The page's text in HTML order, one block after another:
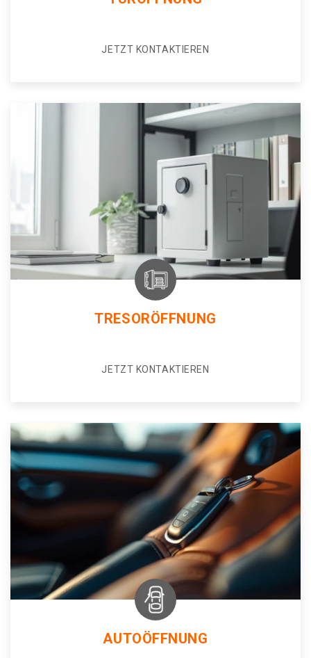
JETZT KONTAKTIEREN
TRESORÖFFNUNG
JETZT KONTAKTIEREN
AUTOÖFFNUNG